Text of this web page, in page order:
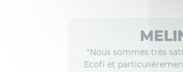
"Nous sommes très
Ecofi et